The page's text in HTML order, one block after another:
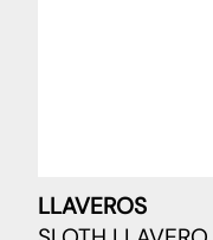
LLAVEROS